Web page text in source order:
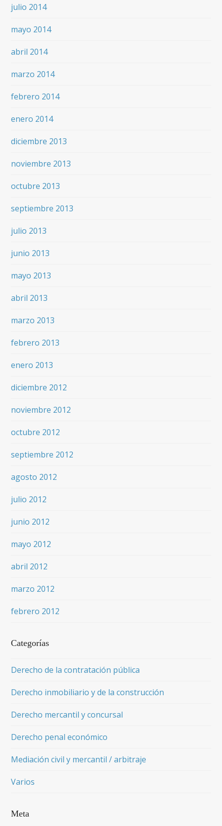
julio 2014
mayo 2014
abril 2014
marzo 2014
febrero 2014
enero 2014
diciembre 2013
noviembre 2013
octubre 2013
septiembre 2013
julio 2013
junio 2013
mayo 2013
abril 2013
marzo 2013
febrero 2013
enero 2013
diciembre 2012
noviembre 2012
octubre 2012
septiembre 2012
agosto 2012
julio 2012
junio 2012
mayo 2012
abril 2012
marzo 2012
febrero 2012
Categorías
Derecho de la contratación pública
Derecho inmobiliario y de la construcción
Derecho mercantil y concursal
Derecho penal económico
Mediación civil y mercantil / arbitraje
Varios
Meta